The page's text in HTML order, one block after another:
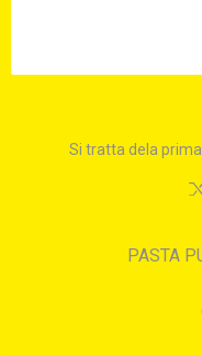
Si tratta dela
PASTA